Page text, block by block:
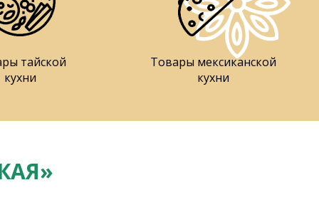
тайской
кухни
Товары мексиканской
кухни